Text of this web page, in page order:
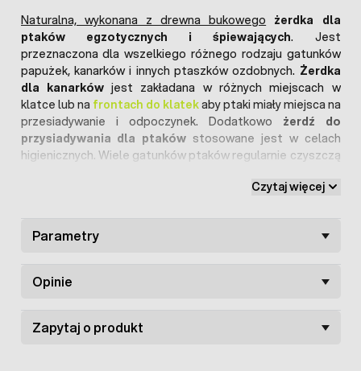
Naturalna, wykonana z drewna bukowego żerdka dla
ptaków egzotycznych i śpiewających. Jest
przeznaczona dla wszelkiego różnego rodzaju gatunków
papużek, kanarków i innych ptaszków ozdobnych. Żerdka
dla kanarkówjest zakładana w różnych miejscach w
klatce lub na frontach do klatekaby ptaki miały miejsca na
przesiadywanie i odpoczynek. Dodatkowo żerdź do
przysiadywania dla ptaków stosowane jest w celach
higienicznych. Wiele gatunków ptaków regularnie czyszczą
estetycznych, dlatego ważne jest aby takie żerdki były z
ptaków śpiewających
ma średnicę 10mm i długość
ptaki będą wypoczywać dopierać odpowiednio do gatunku
ptaków tak aby ptak swobodnie pazurami obejmował
ofercie dostępne są również:
Czytaj więcej
Parametry
Opinie
Zapytaj o produkt